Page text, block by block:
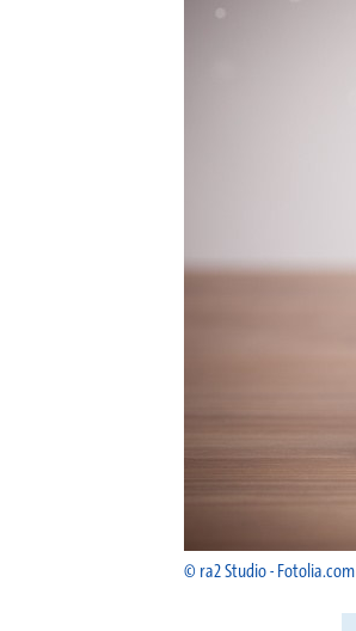
© ra2 Studio - Fotolia.com